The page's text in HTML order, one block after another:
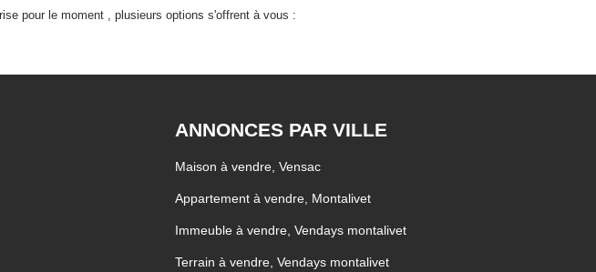
pour le moment , plusieurs options s'offrent à vous :
ANNONCES PAR VILLE
Maison à vendre, Vensac
Appartement à vendre, Montalivet
Immeuble à vendre, Vendays montalivet
Terrain à vendre, Vendays montalivet